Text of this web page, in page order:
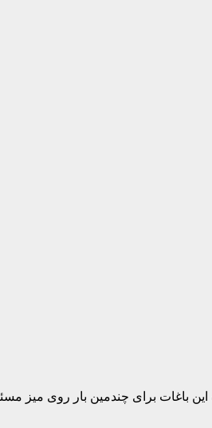
باغات برای چندمین بار روی میز